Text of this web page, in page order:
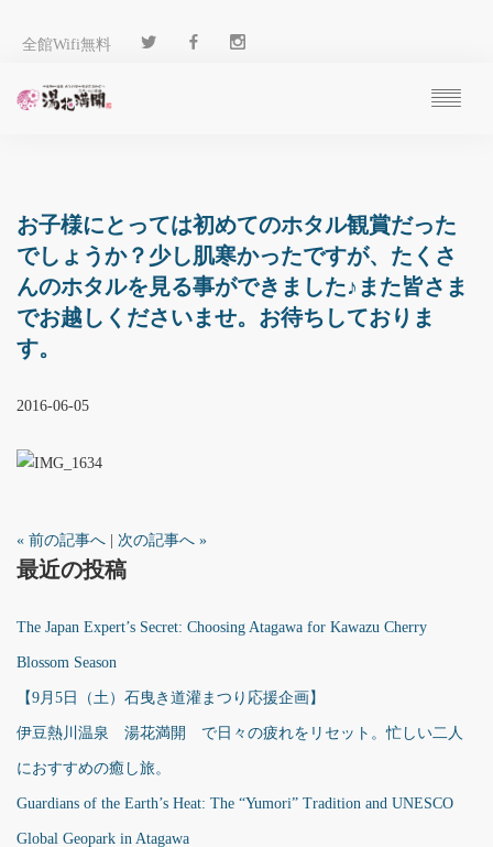
全館Wifi無料
客 室
温 泉
料 理
施 設
アクセス
ブログ
ENGLISH
お子様にとっては初めてのホタル観賞だった
でしょうか？少し肌寒かったですが、たくさ
んのホタルを見る事ができました♪また皆さま
でお越しくださいませ。お待ちしておりま
す。
2016-06-05
« 前の記事へ 次の記事へ »
最近の投稿
The Japan Expert’s Secret: Choosing Atagawa for Kawazu Cherry
Blossom Season
【9月5日（土）石曳き道灌まつり応援企画】
伊豆熱川温泉 湯花満開 で日々の疲れをリセット。忙しい二人
におすすめの癒し旅。
Guardians of the Earth’s Heat: The “Yumori” Tradition and UNESCO
Global Geopark in Atagawa